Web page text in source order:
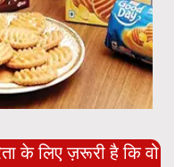
के लिए ज़रूरी है कि वो